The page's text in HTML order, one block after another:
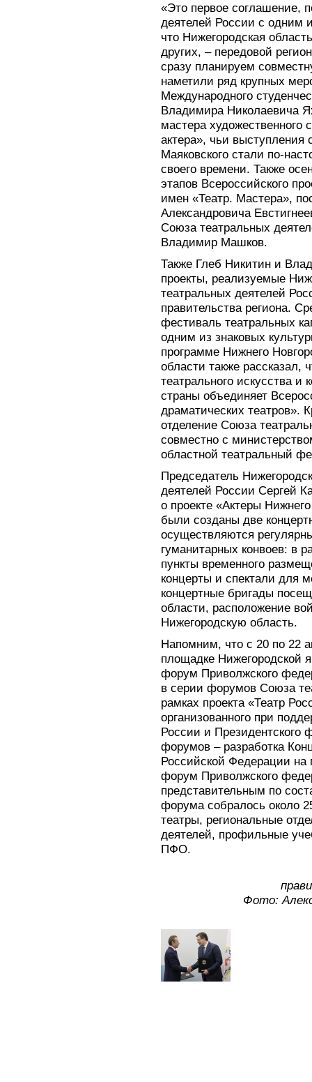
«Это первое соглашение,
деятелей России с одним
что Нижегородская
других, – передовой
сразу планируем
наметили ряд крупных
Международного
Владимира Николаевича
мастера художественного
актера», чьи
Маяковского стали по-
своего времени. Также
этапов Всероссийского
имен «Театр. Мастера»,
Александровича
Союза театральных
Владимир Машков.
Также Глеб Никитин и
проекты, реализуемые
театральных деятелей
правительства региона.
фестиваль театральных
одним из знаковых
программе Нижнего
области также рассказал,
театрального искусства и
страны объединяет
драматических театров».
отделение Союза
совместно с
областной театральный
Председатель
деятелей России Сергей
о проекте «Актеры
были созданы две
осуществляются
гуманитарных конвоев: в
пункты временного
концерты и спектали для
концертные бригады
области, расположение
Нижегородскую область.
Напомним, что с 20 по 22
площадке Нижегородской
форум Приволжского
в серии форумов Союза
рамках проекта «Театр
организованного при
России и Президентского
форумов – разработка
Российской Федерации на
форум Приволжского
представительным по
форума собралось около
театры, региональные
деятелей, профильные
ПФО.
Фото: